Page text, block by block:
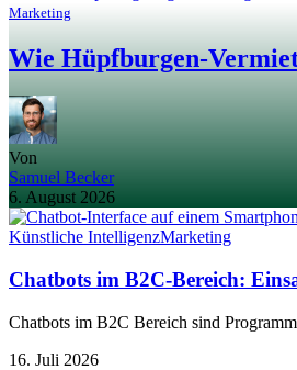
Marketing
Wie Hüpfburgen-
Von
Samuel Becker
6. August 2026
Künstliche IntelligenzMarketing
Chatbots im B2C-Bereich:
Chatbots im B2C Bereich sind
16. Juli 2026